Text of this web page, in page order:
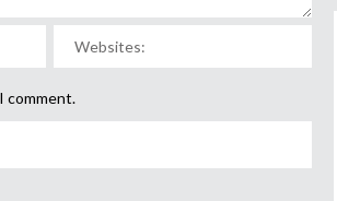
comment.